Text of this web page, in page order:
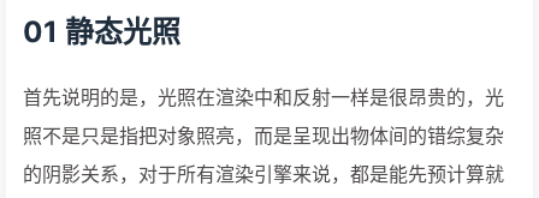
01 静态光照
首先说明的是，光照在渲染中和反射一样是很昂贵的，光
照不是只是指把对象照亮，而是呈现出物体间的错综复杂
的阴影关系，对于所有渲染引擎来说，都是能先预计算就